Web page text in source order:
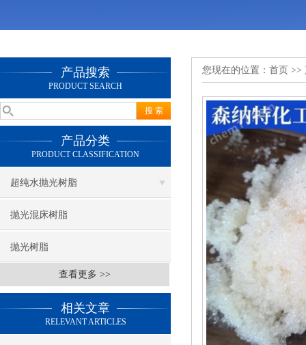
产品搜索
PRODUCT SEARCH
产品分类
PRODUCT CLASSIFICATION
超纯水抛光树脂
抛光混床树脂
抛光树脂
查看更多 >>
相关文章
RELEVANT ARTICLES
您现在的位置： 首页 >>